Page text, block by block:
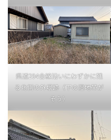
県道294合線沿いにわずかに残
る北側の外堀跡（下の湿地帯が
そう）